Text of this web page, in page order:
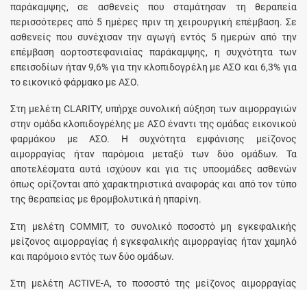
παράκαμψης, σε ασθενείς που σταμάτησαν τη θεραπεία
περισσότερες από 5 ημέρες πριν τη χειρουργική επέμβαση. Σε
ασθενείς που συνέχισαν την αγωγή εντός 5 ημερών από την
επέμβαση αορτοστεφανιαίας παράκαμψης, η συχνότητα των
επεισοδίων ήταν 9,6% για την κλοπιδογρέλη με ΑΣΟ και 6,3% για
το εικονικό φάρμακο με ΑΣΟ.
Στη μελέτη CLARITY, υπήρχε συνολική αύξηση των αιμορραγιών
στην ομάδα κλοπιδογρέλης με ΑΣΟ έναντι της ομάδας εικονικού
φαρμάκου με ΑΣΟ. Η συχνότητα εμφάνισης μείζονος
αιμορραγίας ήταν παρόμοια μεταξύ των δύο ομάδων. Τα
αποτελέσματα αυτά ισχύουν και για τις υποομάδες ασθενών
όπως ορίζονται από χαρακτηριστικά αναφοράς και από τον τύπο
της θεραπείας με θρομβολυτικά ή ηπαρίνη.
Στη μελέτη COMMIT, το συνολικό ποσοστό μη εγκεφαλικής
μείζονος αιμορραγίας ή εγκεφαλικής αιμορραγίας ήταν χαμηλό
και παρόμοιο εντός των δύο ομάδων.
Στη μελέτη ACTIVE-Α, το ποσοστό της μείζονος αιμορραγίας